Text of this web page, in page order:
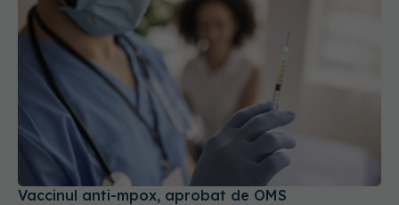
Vaccinul anti-mpox, aprobat de OMS